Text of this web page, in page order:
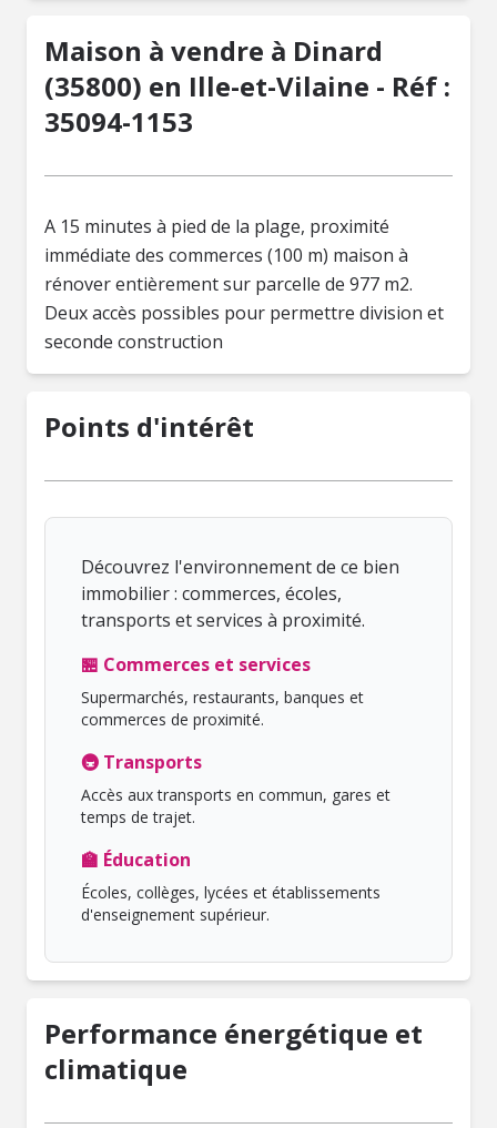
Maison à vendre à Dinard
(35800) en Ille-et-Vilaine - Réf :
35094-1153
A 15 minutes à pied de la plage, proximité
immédiate des commerces (100 m) maison à
rénover entièrement sur parcelle de 977 m2.
Deux accès possibles pour permettre division et
seconde construction
Points d'intérêt
Découvrez l'environnement de ce bien
immobilier : commerces, écoles,
transports et services à proximité.
🏪 Commerces et services
Supermarchés, restaurants, banques et
commerces de proximité.
🚇 Transports
Accès aux transports en commun, gares et
temps de trajet.
🏫 Éducation
Écoles, collèges, lycées et établissements
d'enseignement supérieur.
Performance énergétique et
climatique